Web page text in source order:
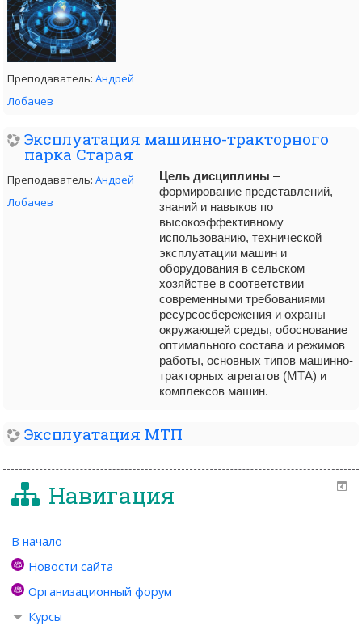
Преподаватель:Андрей
Лобачев
Эксплуатация машинно-тракторного
парка Старая
Цель дисциплины –
формирование представлений,
знаний и навыков по
высокоэффективному
использованию, технической
эксплуатации машин и
оборудования в сельском
хозяйстве в соответствии
современными требованиями
ресурсосбережения и охраны
окружающей среды, обоснование
оптимального состава и режимов
работы, основных типов машинно-
тракторных агрегатов (МТА) и
комплексов машин.
Преподаватель:Андрей
Лобачев
Эксплуатация МТП
Навигация
В начало
Новости сайта
Организационный форум
Курсы